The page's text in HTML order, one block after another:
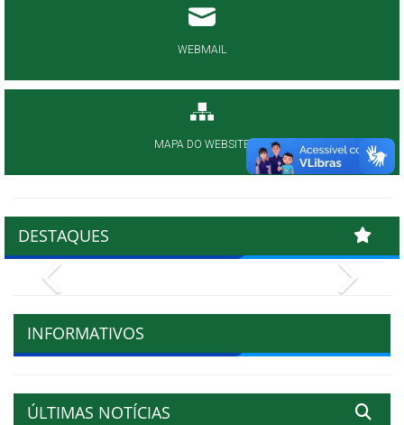
WEBMAIL
MAPA DO WEBSITE
DESTAQUES
INFORMATIVOS
ÚLTIMAS NOTÍCIAS